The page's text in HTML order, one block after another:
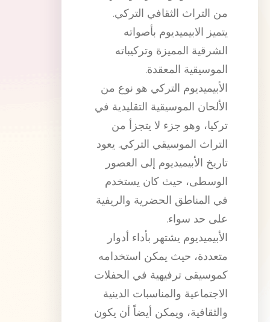
من التراث الثقافي التركي.
يتميز الابيميديوم بأصواته
الشرقية المميزة وتركيباته
الموسيقية المعقدة.
الأبيميديوم التركي هو نوع من
الألحان الموسيقية التقليدية في
تركيا، وهو جزء لا يتجزأ من
التراث الموسيقي التركي. يعود
تاريخ الأبيميديوم إلى العصور
الوسطى، حيث كان يستخدم
في المناطق الحضرية والريفية
على حد سواء.
الأبيميديوم يشتهر بأداء أدوار
متعددة، حيث يمكن استخدامه
كموسيقى ترفيهية في الحفلات
الاجتماعية والمناسبات الدينية
والثقافية، ويمكن أيضاً أن يكون